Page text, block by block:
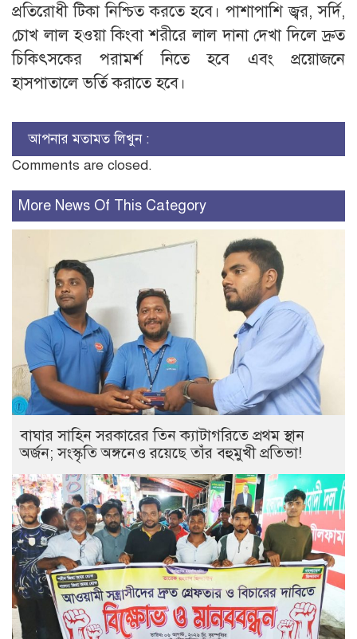
প্রতিরোধী টিকা নিশ্চিত করতে হবে। পাশাপাশি জ্বর, সর্দি,
চোখ লাল হওয়া কিংবা শরীরে লাল দানা দেখা দিলে দ্রুত
চিকিৎসকের পরামর্শ নিতে হবে এবং প্রয়োজনে
হাসপাতালে ভর্তি করাতে হবে।
আপনার মতামত লিখুন :
Comments are closed.
More News Of This Category
বাঘার সাহিন সরকারের তিন ক্যাটাগরিতে প্রথম স্থান
অর্জন; সংস্কৃতি অঙ্গনেও রয়েছে তাঁর বহুমুখী প্রতিভা!